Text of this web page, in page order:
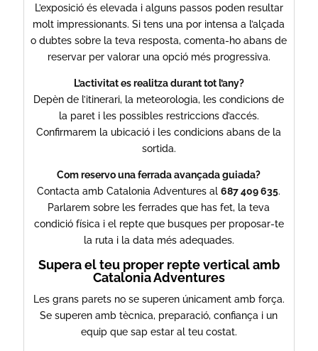
L’exposició és elevada i alguns passos poden resultar
molt impressionants. Si tens una por intensa a l’alçada
o dubtes sobre la teva resposta, comenta-ho abans de
reservar per valorar una opció més progressiva.
L’activitat es realitza durant tot l’any?
Depèn de l’itinerari, la meteorologia, les condicions de
la paret i les possibles restriccions d’accés.
Confirmarem la ubicació i les condicions abans de la
sortida.
Com reservo una ferrada avançada guiada?
Contacta amb Catalonia Adventures al687 409 635.
Parlarem sobre les ferrades que has fet, la teva
condició física i el repte que busques per proposar-te
la ruta i la data més adequades.
Supera el teu proper repte vertical amb
Catalonia Adventures
Les grans parets no se superen únicament amb força.
Se superen amb tècnica, preparació, confiança i un
equip que sap estar al teu costat.